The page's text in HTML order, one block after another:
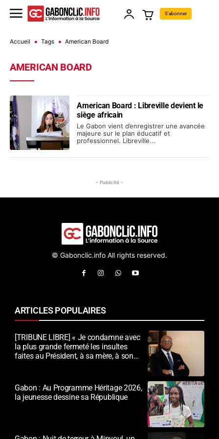
S'abonner
Accueil Tags American Board
AMERICAN BOARD
American Board : Libreville devient le
siège africain
Le Gabon vient d’enregistrer une avancée
majeure sur le plan éducatif et
professionnel. Libreville...
- Publicité -
© Gabonclic.info All rights reserved.
ARTICLES POPULAIRES
[TRIBUNE LIBRE] « Je condamne avec
la plus grande fermeté les insultes
faites au Président, à sa mère, à son
Gabon : Au Programme Héritage 2026,
la jeunesse dessine sa République